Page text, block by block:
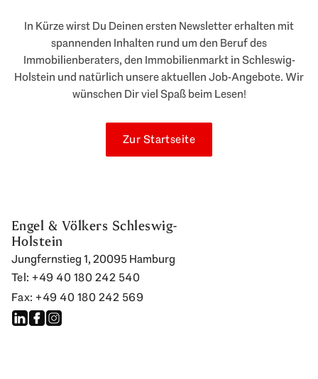
In Kürze wirst Du Deinen ersten Newsletter erhalten mit
spannenden Inhalten rund um den Beruf des
Immobilienberaters, den Immobilienmarkt in Schleswig-
Holstein und natürlich unsere aktuellen Job-Angebote. Wir
wünschen Dir viel Spaß beim Lesen!
Zur Startseite
Engel & Völkers Schleswig-
Holstein
Jungfernstieg 1, 20095 Hamburg
Tel: +49 40 180 242 540
Fax: +49 40 180 242 569